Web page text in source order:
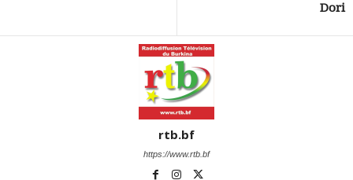
Dori
rtb.bf
https://www.rtb.bf